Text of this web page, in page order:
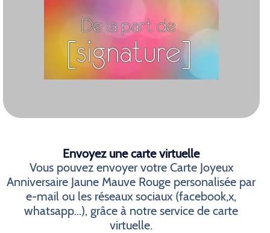
Envoyez une carte virtuelle
Vous pouvez envoyer votre Carte Joyeux
Anniversaire Jaune Mauve Rouge personalisée par
e-mail ou les réseaux sociaux (facebook,x,
whatsapp...), grâce à notre service de carte
virtuelle.